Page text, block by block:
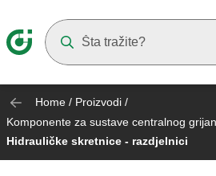
Home / Proizvodi /
Komponente za sustave centralnog
Hidrauličke skretnice - razdjelnici